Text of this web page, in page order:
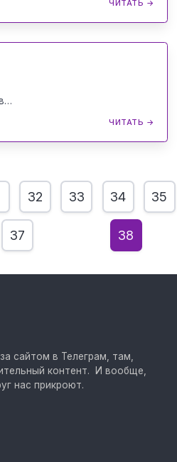
ЧИТАТЬ →
ЧИТАТЬ →
32 33 34 35
37 38
сайтом в Телеграм, там,
контент. И вообще,
нас прикроют.